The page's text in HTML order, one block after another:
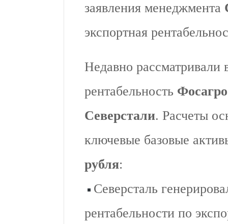
заявления менеджмента
экспортная
Недавно
рентабельность Фосагро
Северстали. Расчеты
ключевые базовые
рубля:
Северсталь
рентабельности по